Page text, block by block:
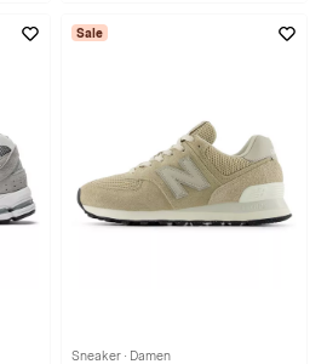
Sale
Sneaker · Damen